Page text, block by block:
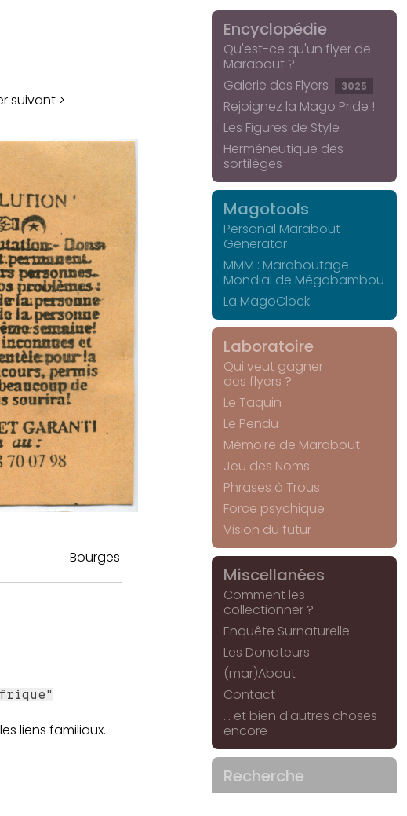
suivant >
Bourges
liens familiaux.
Encyclopédie
Qu'est-ce qu'un flyer de
Marabout ?
Galerie des Flyers
3025
Rejoignez la Mago Pride !
Les Figures de Style
Herméneutique des
sortilèges
Magotools
Personal Marabout
Generator
MMM : Maraboutage
Mondial de Mégabambou
La MagoClock
Laboratoire
Qui veut gagner
des flyers ?
Le Taquin
Le Pendu
Mémoire de Marabout
Jeu des Noms
Phrases à Trous
Force psychique
Vision du futur
Miscellanées
Comment les
collectionner ?
Enquête Surnaturelle
Les Donateurs
(mar)About
Contact
... et bien d'autres choses
encore
Recherche